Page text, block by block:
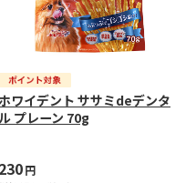
ワイデント ササミdeデンタ
プレーン 70g
230円